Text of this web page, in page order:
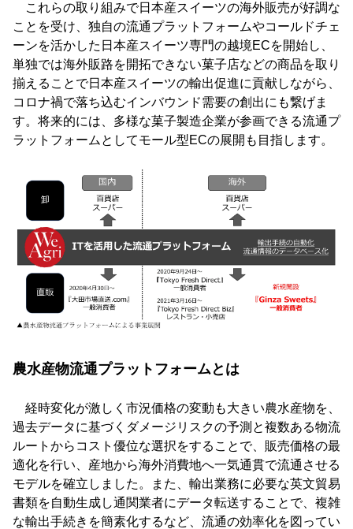
これらの取り組みで日本産スイーツの海外販売が好調な
ことを受け、独自の流通プラットフォームやコールドチェ
ーンを活かした日本産スイーツ専門の越境ECを開始し、
単独では海外販路を開拓できない菓子店などの商品を取り
揃えることで日本産スイーツの輸出促進に貢献しながら、
コロナ禍で落ち込むインバウンド需要の創出にも繋げま
す。将来的には、多様な菓子製造企業が参画できる流通プ
ラットフォームとしてモール型ECの展開も目指します。
農水産物流通プラットフォームとは
経時変化が激しく市況価格の変動も大きい農水産物を、
過去データに基づくダメージリスクの予測と複数ある物流
ルートからコスト優位な選択をすることで、販売価格の最
適化を行い、産地から海外消費地へ一気通貫で流通させる
モデルを確立しました。また、輸出業務に必要な英文貿易
書類を自動生成し通関業者にデータ転送することで、複雑
な輸出手続きを簡素化するなど、流通の効率化を図ってい